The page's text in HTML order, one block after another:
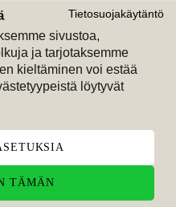
Tietosuojakäytäntö
sivustoa,
ja tarjotaksemme
kieltäminen voi estää
löytyvät
TÄMÄN
Seuraa meitä